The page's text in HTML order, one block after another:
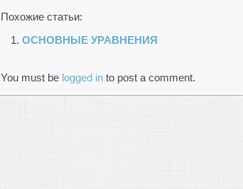
Похожие статьи:
ОСНОВНЫЕ УРАВНЕНИЯ
You must be logged in to post a comment.